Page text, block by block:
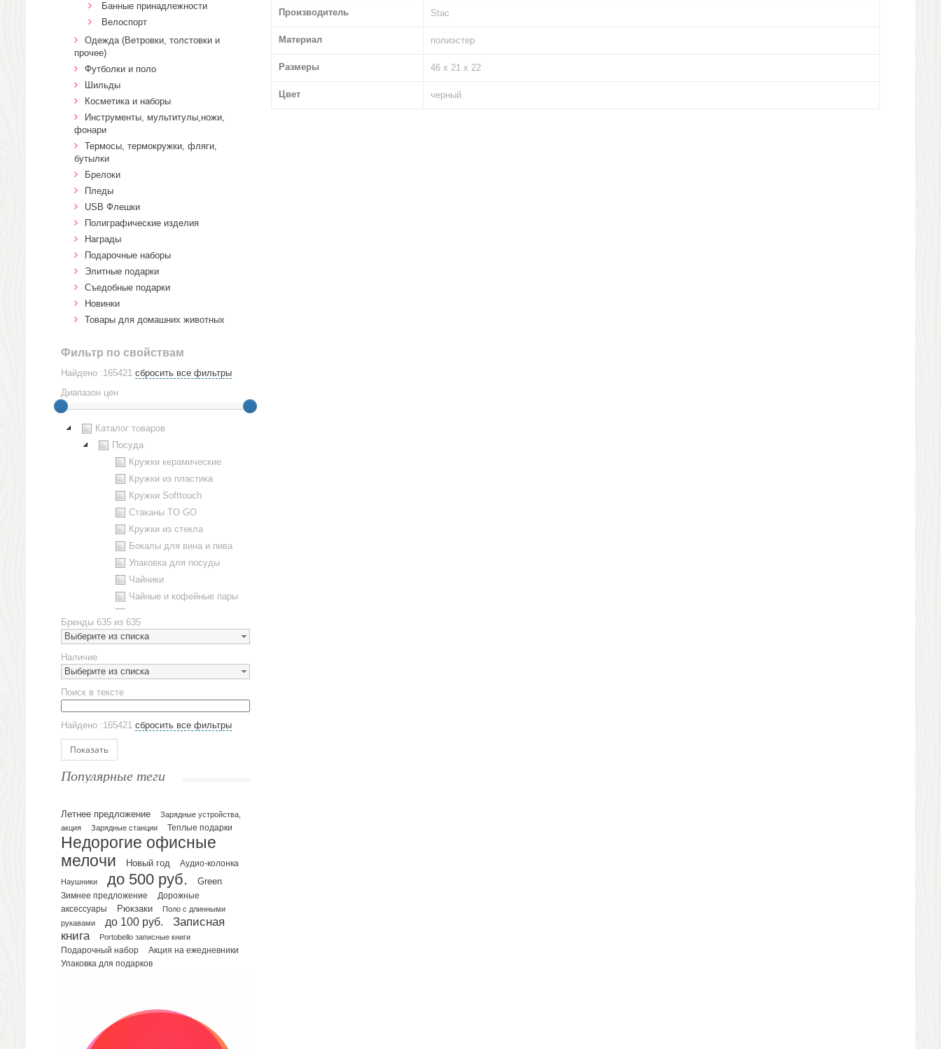
Производитель Stac
Материал полиэстер
Размеры 46 х 21 х 22
Цвет черный
Банные принадлежности
Велоспорт
Одежда (Ветровки, толстовки и
прочее)
Футболки и поло
Шильды
Косметика и наборы
Инструменты, мультитулы,ножи,
фонари
Термосы, термокружки, фляги,
бутылки
Брелоки
Пледы
USB Флешки
Полиграфические изделия
Награды
Подарочные наборы
Элитные подарки
Cъедобные подарки
Новинки
Товары для домашних животных
Фильтр по свойствам
Найдено :165421 сбросить все фильтры
Диапазон цен
Каталог товаров
Посуда
Кружки керамические
Кружки из пластика
Кружки Softtouch
Стаканы TO GO
Кружки из стекла
Бокалы для вина и пива
Упаковка для посуды
Чайники
Чайные и кофейные пары
Наборы посуды
Предметы сервировки
Стаканы
Эко кружки
ЕВРОПОСУДА
Аксессуары
Ежедневники и блокноты
Датированные ежедневники
Планинги и телефонные книжки
Планинги датированные
Планинги недатированные
Телефонные книжки
Еженедельники
Органайзер на ежедневник
Сумки и Рюкзаки
Рюкзаки
Конференц-сумки
Несессеры и косметички
Бренды 635 из 635
Выберите из списка
Наличие
Выберите из списка
Поиск в тексте
Найдено :165421 сбросить все фильтры
Показать
Популярные теги
Летнее предложение
Зарядные устройства,
акция
Зарядные станции Теплые подарки
Недорогие офисные
мелочи
Новый год Аудио-колонка
Наушники до 500 руб. Green
Зимнее предложение
Дорожные
аксессуары
Рюкзаки
Поло с длинными
рукавами
до 100 руб.
Записная
книга
Portobello записные книги
Подарочный набор Акция на ежедневники
Упаковка для подарков